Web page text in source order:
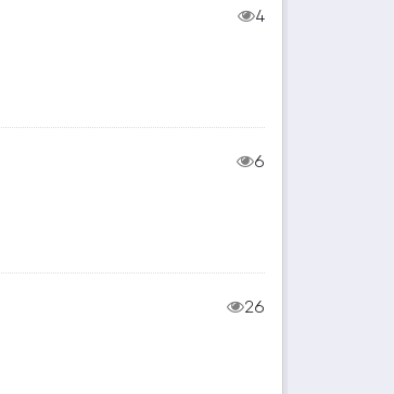
4
6
26